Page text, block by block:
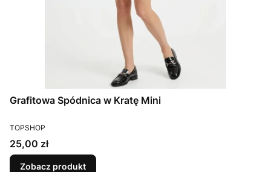
Grafitowa Spódnica w Kratę Mini
PRODUCENT
TOPSHOP
Cena
25,00 zł
Zobacz produkt